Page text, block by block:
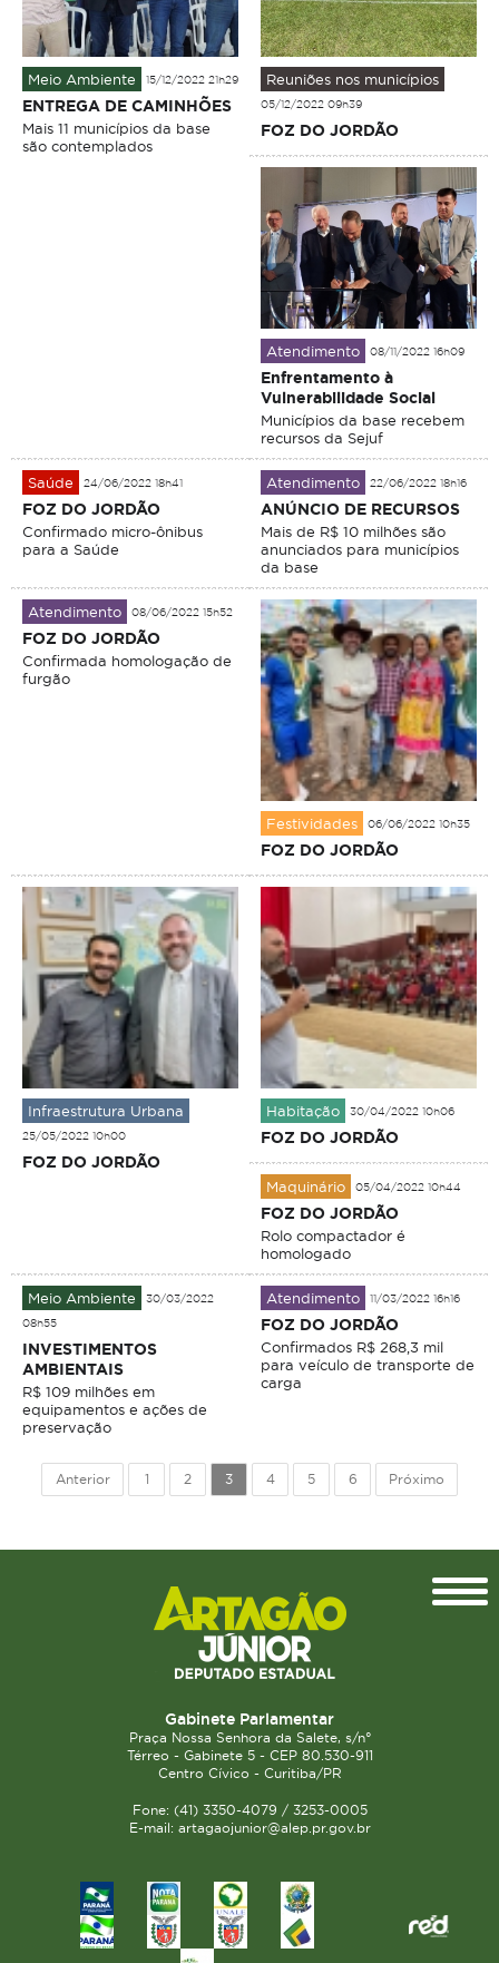
Meio Ambiente 15/12/2022 21h29
ENTREGA DE CAMINHÕES
Mais 11 municípios da base
são contemplados
Reuniões nos municípios
05/12/2022 09h39
FOZ DO JORDÃO
Atendimento 08/11/2022 16h09
Enfrentamento à
Vulnerabilidade Social
Municípios da base recebem
recursos da Sejuf
Saúde 24/06/2022 18h41
FOZ DO JORDÃO
Confirmado micro-ônibus
para a Saúde
Atendimento 22/06/2022 18h16
ANÚNCIO DE RECURSOS
Mais de R$ 10 milhões são
anunciados para municípios
da base
Atendimento 08/06/2022 15h52
FOZ DO JORDÃO
Confirmada homologação de
furgão
Festividades 06/06/2022 10h35
FOZ DO JORDÃO
Infraestrutura Urbana
25/05/2022 10h00
FOZ DO JORDÃO
Habitação 30/04/2022 10h06
FOZ DO JORDÃO
Maquinário 05/04/2022 10h44
FOZ DO JORDÃO
Rolo compactador é
homologado
Meio Ambiente
30/03/2022
08h55
INVESTIMENTOS
AMBIENTAIS
R$ 109 milhões em
equipamentos e ações de
preservação
Atendimento 11/03/2022 16h16
FOZ DO JORDÃO
Confirmados R$ 268,3 mil
para veículo de transporte de
carga
Anterior 1 2 3 4 5 6 Próximo
Gabinete Parlamentar
Praça Nossa Senhora da Salete, s/n°
Térreo - Gabinete 5 - CEP 80.530-911
Centro Cívico - Curitiba/PR
Fone: (41) 3350-4079 / 3253-0005
E-mail: artagaojunior@alep.pr.gov.br